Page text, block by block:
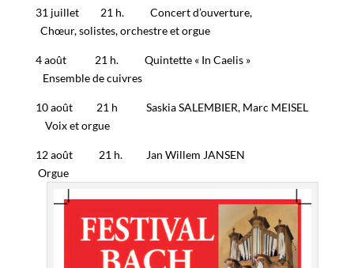
31 juillet 21 h. Concert d’ouverture,
Chœur, solistes, orchestre et orgue
4 août 21 h. Quintette « In Caelis »
Ensemble de cuivres
10 août 21 h Saskia SALEMBIER, Marc MEISEL
Voix et orgue
12 août 21 h. Jan Willem JANSEN
Orgue